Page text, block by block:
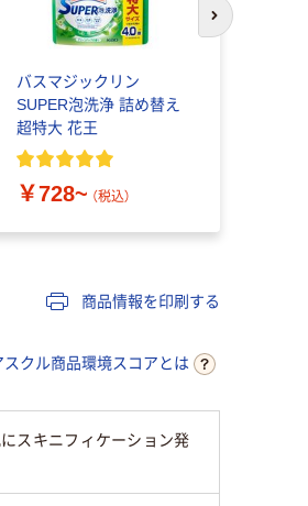
バスマジックリン
SUPER泡洗浄 詰め替え
超特大 花王
￥728~ （税込）
次のスライド
商品情報を印刷する
スクル商品環境スコアとは
スキニフィケーション発